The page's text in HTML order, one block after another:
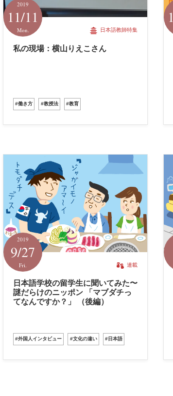
2019
11/11
Mon. 日本語教師特集
私の現場：横山りえこさん
#働き方 #教授法 #教育
2019
9/27
Fri. 連載
日本語学校の留学生に聞いてみた〜
謎だらけのニッポン 「マブダチっ
てなんですか？」 （後編）
#外国人インタビュー #文化の違い #日本語